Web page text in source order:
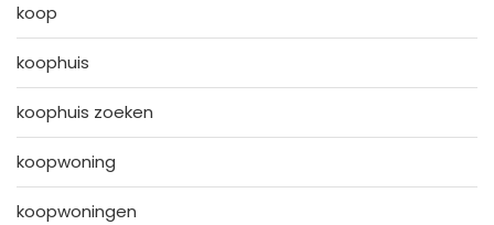
koop
koophuis
koophuis zoeken
koopwoning
koopwoningen